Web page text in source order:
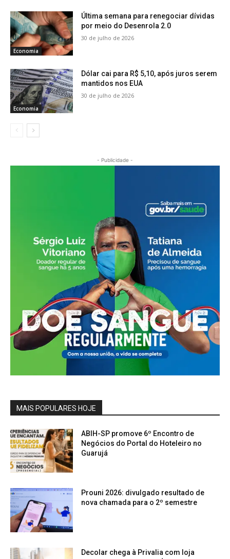
Economia
Última semana para renegociar dívidas
por meio do Desenrola 2.0
30 de julho de 2026
Economia
Dólar cai para R$ 5,10, após juros serem
mantidos nos EUA
30 de julho de 2026
- Publicidade -
MAIS POPULARES HOJE
ABIH-SP promove 6º Encontro de
Negócios do Portal do Hoteleiro no
Guarujá
Prouni 2026: divulgado resultado de
nova chamada para o 2º semestre
Decolar chega à Privalia com loja